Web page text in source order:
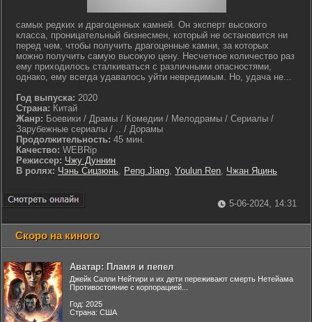
самых редких и драгоценных камней. Он эксперт высокого
класса, проницательный бизнесмен, который не остановится ни
перед чем, чтобы получить драгоценные камни, за которых
можно получить самую высокую цену. Несчетное количество раз
ему приходилось сталкиваться с различными опасностями,
однако, ему всегда удавалось уйти невредимым. Но, удача не...
Год выпуска: 2020
Страна: Китай
Жанр: Боевики / Драмы / Комедии / Мелодрамы / Сериалы /
Зарубежные сериалы / .. / Дорамы
Продолжительность: 45 мин.
Качество: WEBRip
Режиссер: Чжу Дуннин
В ролях: Чэнь Сицзюнь, Peng Jiang, Youlun Ren, Чжан Яцинь
5-06-2024, 14:31
Скоро на киного
Аватар: Пламя и пепел
Джейк Салли Нейтири и их дети переживают смерть Нетейама
Противостояние с корпорацией...
Год: 2025
Страна: США